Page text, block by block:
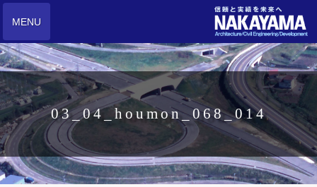
MENU
03_04_houmon_068_014